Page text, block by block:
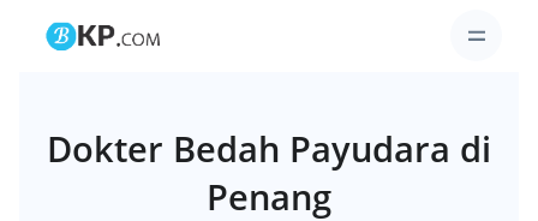
Dokter Bedah Payudara di
Penang